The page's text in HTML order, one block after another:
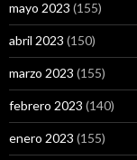
mayo 2023 (155)
abril 2023 (150)
marzo 2023 (155)
febrero 2023 (140)
enero 2023 (155)